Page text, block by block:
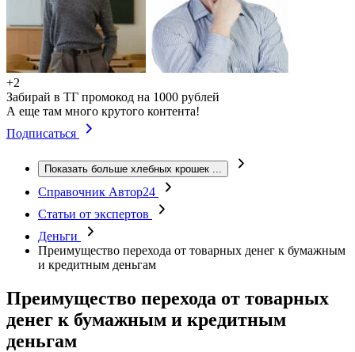
+2
Забирай в ТГ промокод на 1000 рублей
А еще там много крутого контента!
Подписаться
Показать больше хлебных крошек ...
Справочник Автор24
Статьи от экспертов
Деньги
Преимущество перехода от товарных денег к бумажным
и кредитным деньгам
Преимущество перехода от товарных
денег к бумажным и кредитным
деньгам